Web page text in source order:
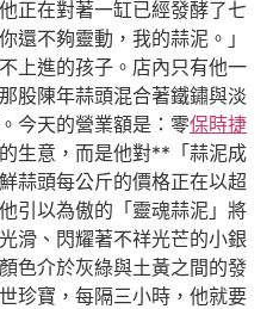
正在對著一缸已經發酵了七
還不夠靈動，我的蒜泥。」
上進的孩子。店內只有他一
股陳年蒜頭混合著鐵鏽與淡
今天的營業額是：零保時捷
生意，而是他對**「蒜泥成
蒜頭每公斤的價格正在以超
引以為傲的「靈魂蒜泥」將
滑、閃耀著不祥光芒的小銀
色介於灰綠與土黃之間的發
珍寶，每隔三小時，他就要